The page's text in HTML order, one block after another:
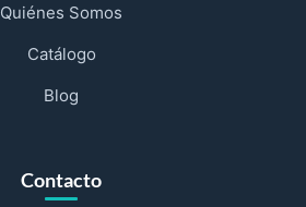
Quiénes Somos
Catálogo
Blog
Contacto